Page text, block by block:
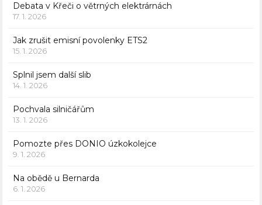
Debata v Křeči o větrných elektrárnách
17. 1. 2026
Jak zrušit emisní povolenky ETS2
15. 1. 2026
Splnil jsem další slib
14. 1. 2026
Pochvala silničářům
13. 1. 2026
Pomozte přes DONIO úzkokolejce
9. 1. 2026
Na obědě u Bernarda
6. 1. 2026